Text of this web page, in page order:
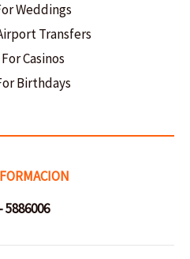
Weddings
Transfers
Casinos
Birthdays
5886006